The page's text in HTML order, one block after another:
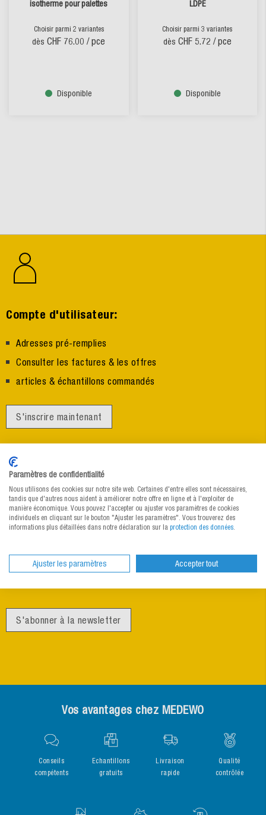
isotherme pour palettes
Choisir parmi 2 variantes
dès CHF 76.00 / pce
Disponible
LDPE
Choisir parmi 3 variantes
dès CHF 5.72 / pce
Disponible
Compte d'utilisateur:
Adresses pré-remplies
Consulter les factures & les offres
articles & échantillons commandés
S'inscrire maintenant
Newsletter MEDEWO:
Découvrez d’abord les nouveautés
S'abonner à la newsletter
Vos avantages chez MEDEWO
Conseils
compétents
Echantillons
gratuits
Livraison
rapide
Qualité
contrôlée
Paramètres de confidentialité
Nous utilisons des cookies sur notre site web. Certaines d'entre elles sont nécessaires,
tandis que d'autres nous aident à améliorer notre offre en ligne et à l'exploiter de
manière économique. Vous pouvez l'accepter ou ajuster vos paramètres de cookies
individuels en cliquant sur le bouton "Ajuster les paramètres". Vous trouverez des
informations plus détaillées dans notre déclaration sur la protection des données
Ajuster les paramètres Accepter tout